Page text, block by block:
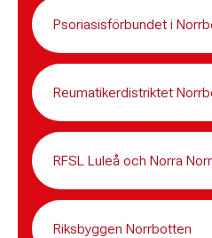
Psoriasisförbundet i
Reumatikerdistriktet
RFSL Luleå och Norra
Riksbyggen Norrbotten